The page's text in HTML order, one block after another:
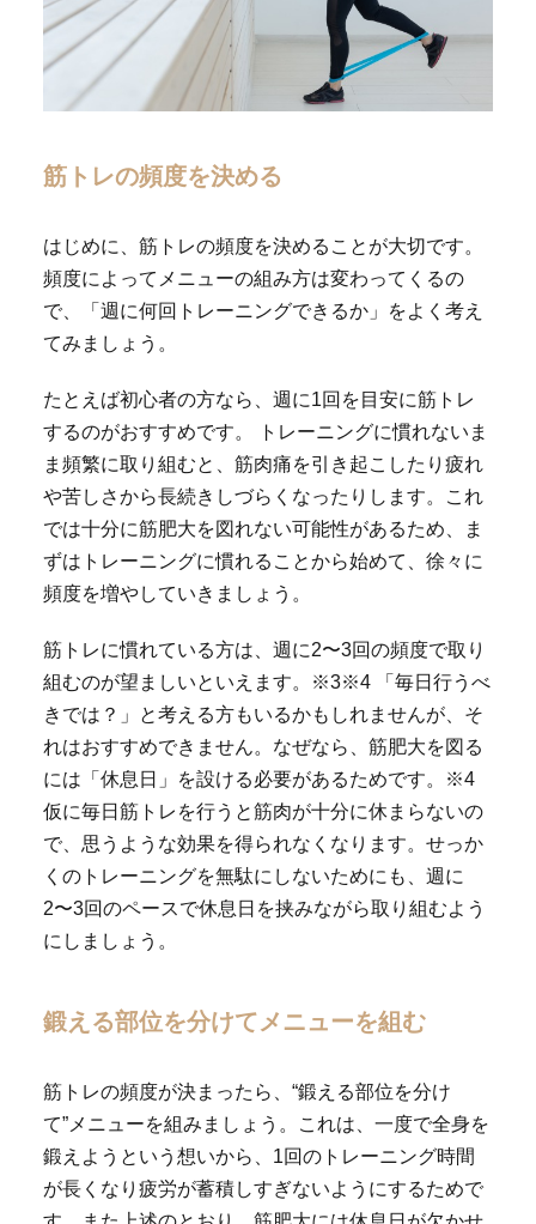
筋トレの頻度を決める
はじめに、筋トレの頻度を決めることが大切です。
頻度によってメニューの組み方は変わってくるの
で、「週に何回トレーニングできるか」をよく考え
てみましょう。
たとえば初心者の方なら、週に1回を目安に筋トレ
するのがおすすめです。 トレーニングに慣れないま
ま頻繁に取り組むと、筋肉痛を引き起こしたり疲れ
や苦しさから長続きしづらくなったりします。これ
では十分に筋肥大を図れない可能性があるため、ま
ずはトレーニングに慣れることから始めて、徐々に
頻度を増やしていきましょう。
筋トレに慣れている方は、週に2〜3回の頻度で取り
組むのが望ましいといえます。※3※4 「毎日行うべ
きでは？」と考える方もいるかもしれませんが、そ
れはおすすめできません。なぜなら、筋肥大を図る
には「休息日」を設ける必要があるためです。※4
仮に毎日筋トレを行うと筋肉が十分に休まらないの
で、思うような効果を得られなくなります。せっか
くのトレーニングを無駄にしないためにも、週に
2〜3回のペースで休息日を挟みながら取り組むよう
にしましょう。
鍛える部位を分けてメニューを組む
筋トレの頻度が決まったら、“鍛える部位を分け
て”メニューを組みましょう。これは、一度で全身を
鍛えようという想いから、1回のトレーニング時間
が長くなり疲労が蓄積しすぎないようにするためで